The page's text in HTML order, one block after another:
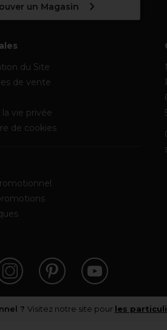
un Magasin
du Site
de vente
vie privée
de cookies
? Visitez notre site pour les